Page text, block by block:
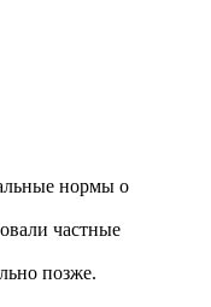
нормы о
частные
позже.